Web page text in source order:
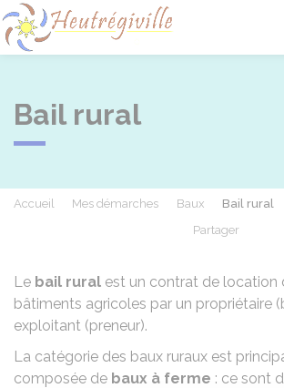
Bail rural
Accueil Mes démarches Baux
Bail rural
Partager
Le bail rural est un contrat de location
bâtiments agricoles par un propriétaire
exploitant (preneur).
La catégorie des baux ruraux est
composée de baux à ferme : ce sont